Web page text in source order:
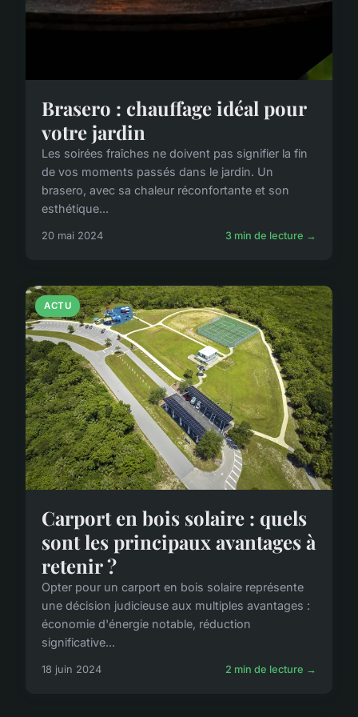
Brasero : chauffage idéal pour
votre jardin
Les soirées fraîches ne doivent pas signifier la fin
de vos moments passés dans le jardin. Un
brasero, avec sa chaleur réconfortante et son
esthétique...
20 mai 2024 3 min de lecture →
ACTU
Carport en bois solaire : quels
sont les principaux avantages à
retenir ?
Opter pour un carport en bois solaire représente
une décision judicieuse aux multiples avantages :
économie d'énergie notable, réduction
significative...
18 juin 2024 2 min de lecture →